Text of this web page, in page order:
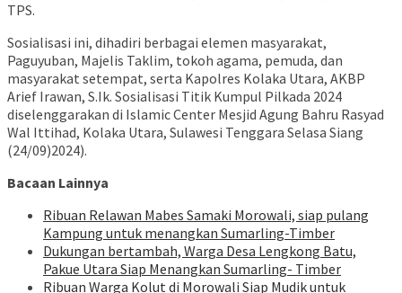
TPS.
Sosialisasi ini, dihadiri berbagai elemen masyarakat,
Paguyuban, Majelis Taklim, tokoh agama, pemuda, dan
masyarakat setempat, serta Kapolres Kolaka Utara, AKBP
Arief Irawan, S.Ik. Sosialisasi Titik Kumpul Pilkada 2024
diselenggarakan di Islamic Center Mesjid Agung Bahru Rasyad
Wal Ittihad, Kolaka Utara, Sulawesi Tenggara Selasa Siang
(24/09)2024).
Bacaan Lainnya
Ribuan Relawan Mabes Samaki Morowali, siap pulang
Kampung untuk menangkan Sumarling-Timber
Dukungan bertambah, Warga Desa Lengkong Batu,
Pakue Utara Siap Menangkan Sumarling- Timber
Ribuan Warga Kolut di Morowali Siap Mudik untuk